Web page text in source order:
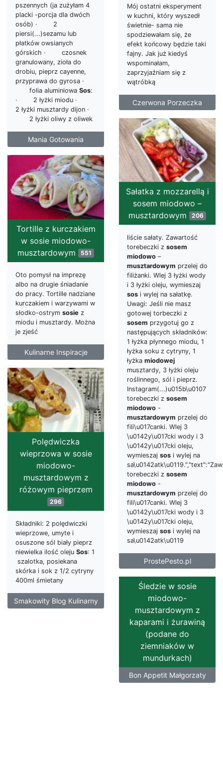
pszennych (ja zużyłam 4
placki -porcja dla dwóch
osób) · 2
piersi(...)sezamu lub
płatków owsianych
górskich · czosnek
granulowany, zioła do
drobiu, pieprz cayenne,
przyprawa do gyrosa ·
folia aluminiowa Sos:
· 2 łyżki miodu ·
2 łyżki musztardy dijon ·
2 łyżki oliwy z oliwek
Mania Gotowania
Mój ostatni eksperyment
w kuchni, który wyszedł
świetnie- sama nie
spodziewałam się, że
efekt końcowy będzie taki
fajny. Jak już kiedyś
wspominałam,
zaprzyjaźniam się z
wątróbką
Czerwona Porzeczka
Sałatka z mozzarellą i
sosem miodowo –
musztardowym 206
liście sałaty. Zawartość
torebeczki z sosem
miodowo –
musztardowym przelej do
filiżanki. Wlej 3 łyżki wody
i 3 łyżki oleju, wymieszaj
sos i wylej na sałatkę.
Uwagi: Jeśli nie masz
gotowej torbeczki z
sosem przygotuj go z
następujących składników:
1 łyżka płynnego miodu, 1
łyżka soku z cytryny, 1
łyżka miodowej
musztardy, 3 łyżki oleju
roślinnego, sól i pieprz.
Instagram(...)u015b\u0107
torebeczki z sosem
miodowo -
musztardowym przelej do
fili\u017canki. Wlej 3
\u0142y\u017cki wody i 3
\u0142y\u017cki oleju,
wymieszaj sos i wylej na
torebeczki z sosem
miodowo -
musztardowym przelej do
fili\u017canki. Wlej 3
\u0142y\u017cki wody i 3
\u0142y\u017cki oleju,
wymieszaj sos i wylej na
sa\u0142atk\u0119
ProstePesto.pl
Tortille z kurczakiem
w sosie miodowo-
musztardowym 551
Oto pomysł na imprezę
albo na drugie śniadanie
do pracy. Tortille nadziane
kurczakiem i warzywami w
słodko-ostrym sosie z
miodu i musztardy. Można
je zjeść
Kulinarne Inspiracje
Polędwiczka
wieprzowa w sosie
miodowo-
musztardowym z
różowym pieprzem
296
Składniki: 2 polędwiczki
wieprzowe, umyte i
osuszone sól biały pieprz
niewielka ilość oleju Sos: 1
szalotka, posiekana
skórka i sok z 1/2 cytryny
400ml śmietany
Smakowity Blog Kulinarny
Śledzie w sosie
miodowo-
musztardowym z
kaparami i żurawiną
(podane do
ziemniaków w
mundurkach)
Bon Appetit Małgorzaty